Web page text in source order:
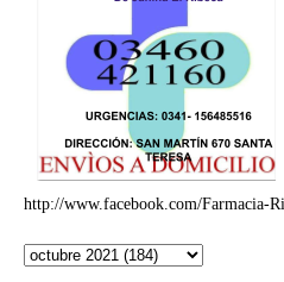
http://www.facebook.com/Farmacia-